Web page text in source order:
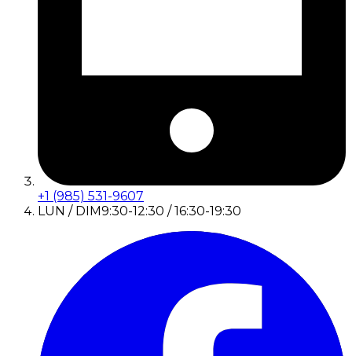
+1 (985) 531-9607
LUN / DIM9:30-12:30 / 16:30-19:30